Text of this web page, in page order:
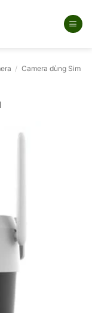
/ Camera dùng Sim